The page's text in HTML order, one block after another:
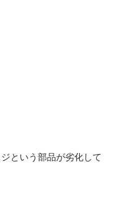
という部品が劣化して